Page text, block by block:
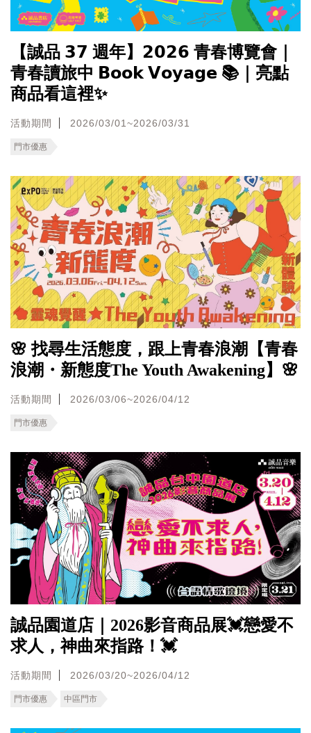
【誠品 𝟯𝟳 週年】𝟮𝟬𝟮𝟲 青春博覽會｜
青春讀旅中 𝗕𝗼𝗼𝗸 𝗩𝗼𝘆𝗮𝗴𝗲 📚｜亮點
商品看這裡✨
活動期間 2026/03/01~2026/03/31
門市優惠
🌸 找尋生活態度，跟上青春浪潮【青春
浪潮・新態度The Youth Awakening】🌸
活動期間 2026/03/06~2026/04/12
門市優惠
誠品園道店｜2026影音商品展💓戀愛不
求人，神曲來指路！💓
活動期間 2026/03/20~2026/04/12
門市優惠 中區門市